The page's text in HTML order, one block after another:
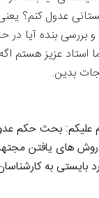
عدول کنم؟
بنده آیا
عزیز هستم
بدین.
علیکم: بحث حکم
های یافتن
بایستی به